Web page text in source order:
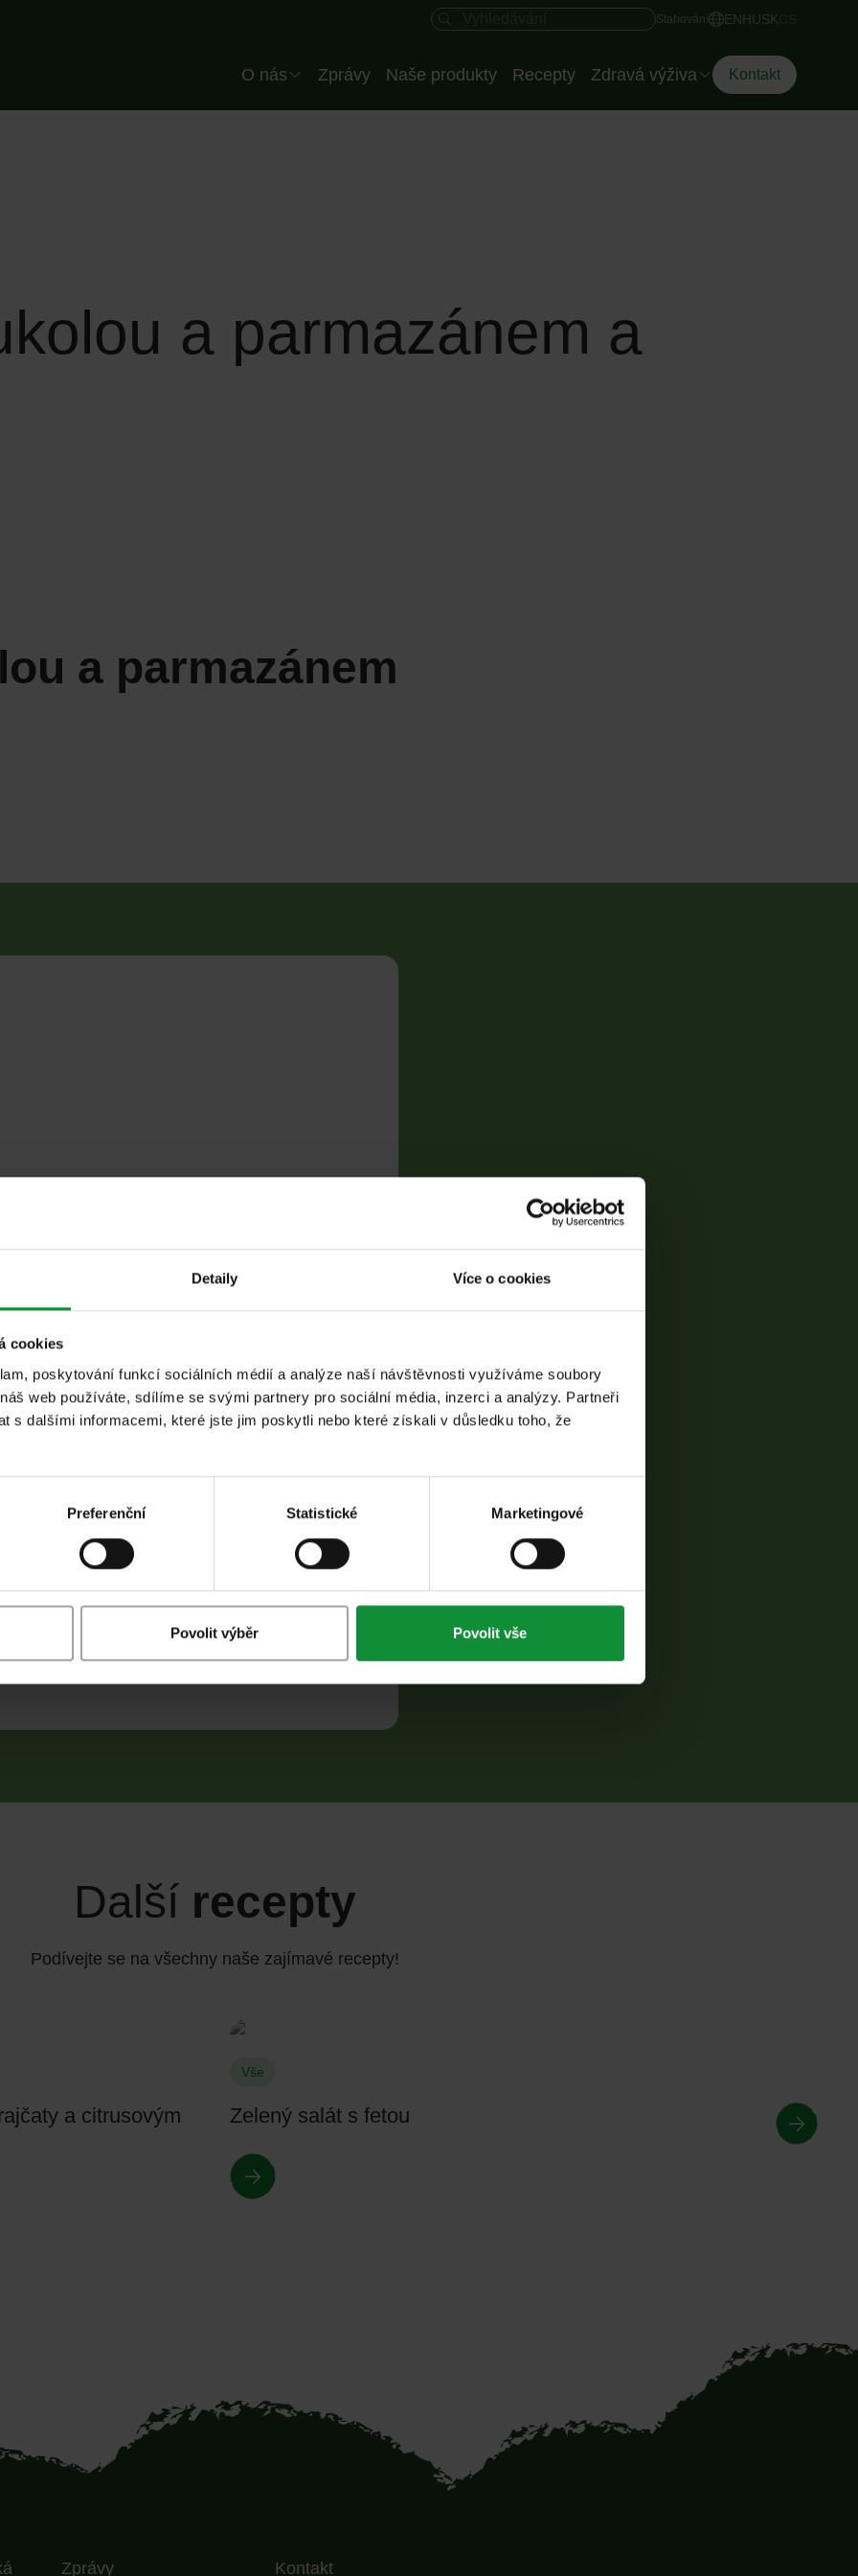
Detaily Více o cookies
cookies
poskytování funkcí sociálních médií a analýze naší návštěvnosti využíváme soubory
web používáte, sdílíme se svými partnery pro sociální média, inzerci a analýzy. Partneři
s dalšími informacemi, které jste jim poskytli nebo které získali v důsledku toho, že
Preferenční Statistické Marketingové
Povolit výběr Povolit vše
Vyhledávací pole Rychlý přístup
Stahování ENHUSK
Header CZ
O nás
Společnost
Zprávy Naše produkty Recepty Zdravá výživa
Dietoložka společnosti
Kontakt
a parmazánem a
a parmazánem
očištěné krevety. Osolíme, dochutíme
vonět.
vroucí vodě a poté je scedíme.
s krevetovými ocásky a čerstvými lusky
nastrouhaného parmazánu a důkladně
pokapeme trochou olivového oleje a
Další recepty
Podívejte se na všechny naše zajímavé recepty!
a citrusovým
Vše
Zelený salát s fetou
Zprávy Kontakt